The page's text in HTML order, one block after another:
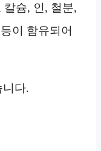
칼슘, 인, 철분,
이 함유되어
다.